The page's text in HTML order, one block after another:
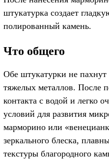
штукатурка создает
полированный камень.
Что общего
Обе штукатурки не
тяжелых металлов. После
контакта с водой и легко
условий для развития
марморино или
зеркального блеска,
текстуры благородного